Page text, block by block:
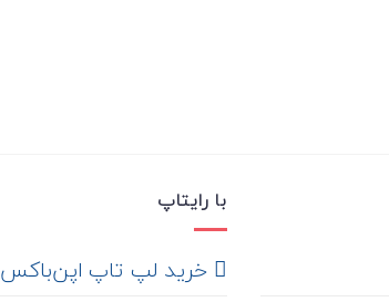
با رایتاپ
‌ خرید لپ تاپ اپن‌باکس